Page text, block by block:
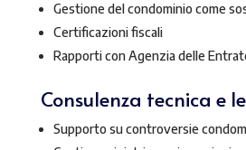
Gestione del condominio come
Certificazioni fiscali
Rapporti con Agenzia delle
Consulenza tecnica e
Supporto su controversie